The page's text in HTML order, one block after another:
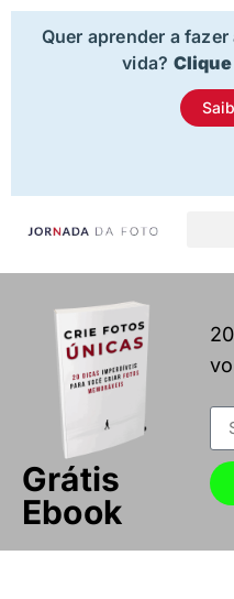
Quer aprender a
vida?
Grátis
Ebook